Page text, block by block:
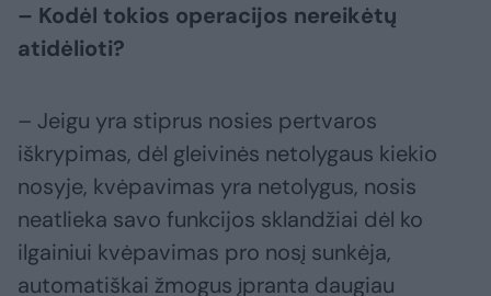
– Kodėl tokios operacijos nereikėtų
atidėlioti?
– Jeigu yra stiprus nosies pertvaros
iškrypimas, dėl gleivinės netolygaus kiekio
nosyje, kvėpavimas yra netolygus, nosis
neatlieka savo funkcijos sklandžiai dėl ko
ilgainiui kvėpavimas pro nosį sunkėja,
automatiškai žmogus įpranta daugiau